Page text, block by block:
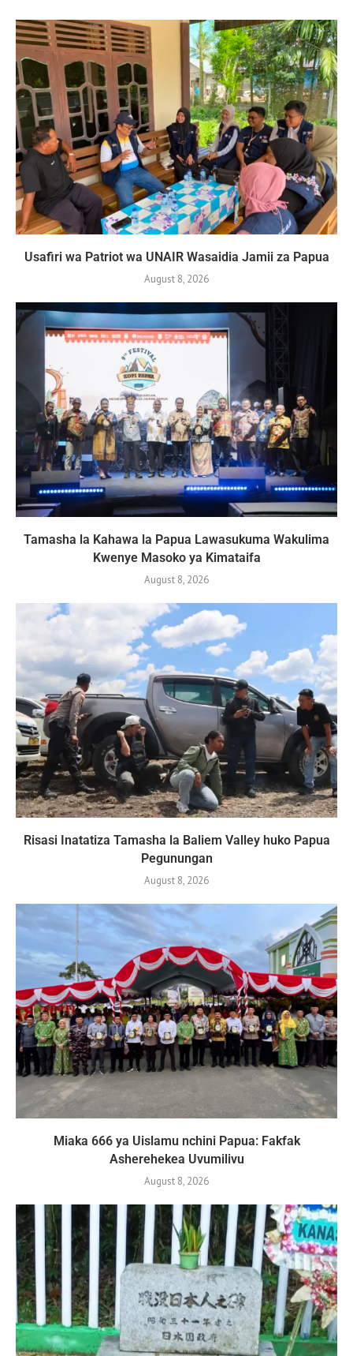
Usafiri wa Patriot wa UNAIR Wasaidia Jamii za Papua
August 8, 2026
Tamasha la Kahawa la Papua Lawasukuma Wakulima
Kwenye Masoko ya Kimataifa
August 8, 2026
Risasi Inatatiza Tamasha la Baliem Valley huko Papua
Pegunungan
August 8, 2026
Miaka 666 ya Uislamu nchini Papua: Fakfak
Asherehekea Uvumilivu
August 8, 2026